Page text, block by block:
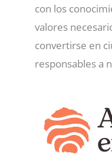
con los
valores
convertirse en
responsables a